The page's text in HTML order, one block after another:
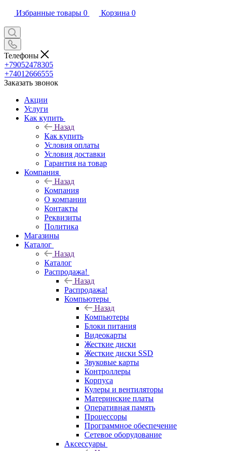
Избранные товары 0 Корзина 0
Телефоны
+79052478305
+74012666555
Заказать звонок
Акции
Услуги
Как купить
Назад
Как купить
Условия оплаты
Условия доставки
Гарантия на товар
Компания
Назад
Компания
О компании
Контакты
Реквизиты
Политика
Магазины
Каталог
Назад
Каталог
Распродажа!
Назад
Распродажа!
Компьютеры
Назад
Компьютеры
Блоки питания
Видеокарты
Жесткие диски
Жесткие диски SSD
Звуковые карты
Контроллеры
Корпуса
Кулеры и вентиляторы
Материнские платы
Оперативная память
Процессоры
Программное обеспечение
Сетевое оборудование
Аксессуары